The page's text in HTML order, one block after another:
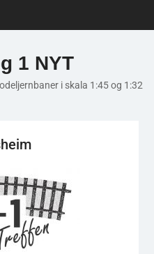
1 NYT
i skala 1:45 og 1:32